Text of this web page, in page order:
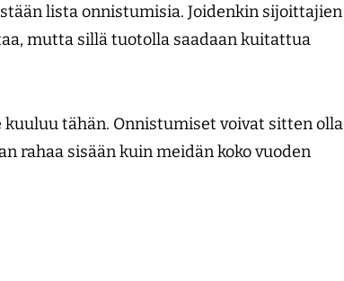
lista onnistumisia. Joidenkin sijoittajien
mutta sillä tuotolla saadaan kuitattua
tähän. Onnistumiset voivat sitten olla
rahaa sisään kuin meidän koko vuoden